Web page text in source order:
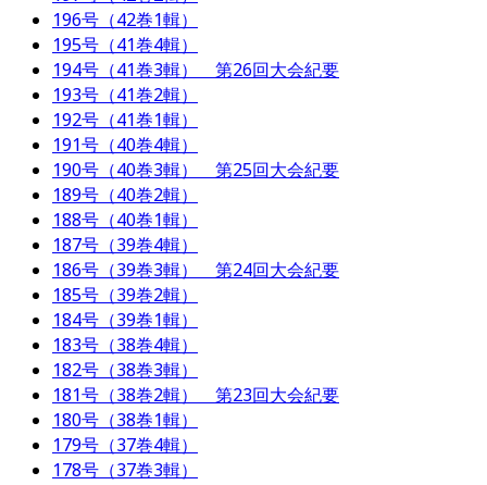
196号（42巻1輯）
195号（41巻4輯）
194号（41巻3輯） 第26回大会紀要
193号（41巻2輯）
192号（41巻1輯）
191号（40巻4輯）
190号（40巻3輯） 第25回大会紀要
189号（40巻2輯）
188号（40巻1輯）
187号（39巻4輯）
186号（39巻3輯） 第24回大会紀要
185号（39巻2輯）
184号（39巻1輯）
183号（38巻4輯）
182号（38巻3輯）
181号（38巻2輯） 第23回大会紀要
180号（38巻1輯）
179号（37巻4輯）
178号（37巻3輯）